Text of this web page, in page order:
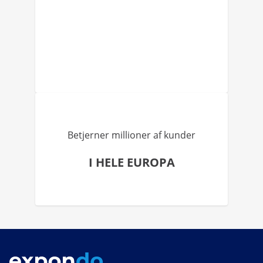
Betjerner millioner af kunder
I HELE EUROPA